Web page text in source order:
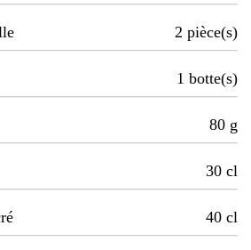
2 pièce(s)
1 botte(s)
80 g
30 cl
40 cl